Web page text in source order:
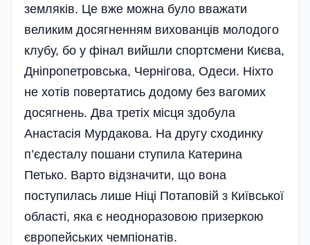
земляків. Це вже можна було вважати
великим досягненням вихованців молодого
клубу, бо у фінал вийшли спортсмени Києва,
Дніпропетровська, Чернігова, Одеси. Ніхто
не хотів повертатись додому без вагомих
досягнень. Два третіх місця здобула
Анастасія Мурдакова. На другу сходинку
п’єдесталу пошани ступила Катерина
Петько. Варто відзначити, що вона
поступилась лише Ніці Потаповій з Київської
області, яка є неодноразовою призеркою
європейських чемпіонатів.